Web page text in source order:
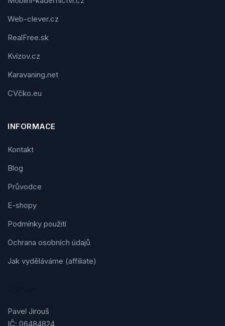
Web-clever.cz
RealFree.sk
Kvízov.cz
Karavaning.net
CVčko.eu
INFORMACE
Kontakt
Blog
Průvodce
E-shopy
Podmínky použití
Ochrana osobních údajů
Jak vyděláváme (affiliate)
Pavel Jirouš
IČ: 06484824